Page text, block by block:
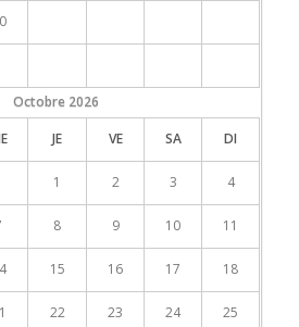
Octobre 2026
JE VE SA DI
1 2 3 4
8 9 10 11
15 16 17 18
22 23 24 25